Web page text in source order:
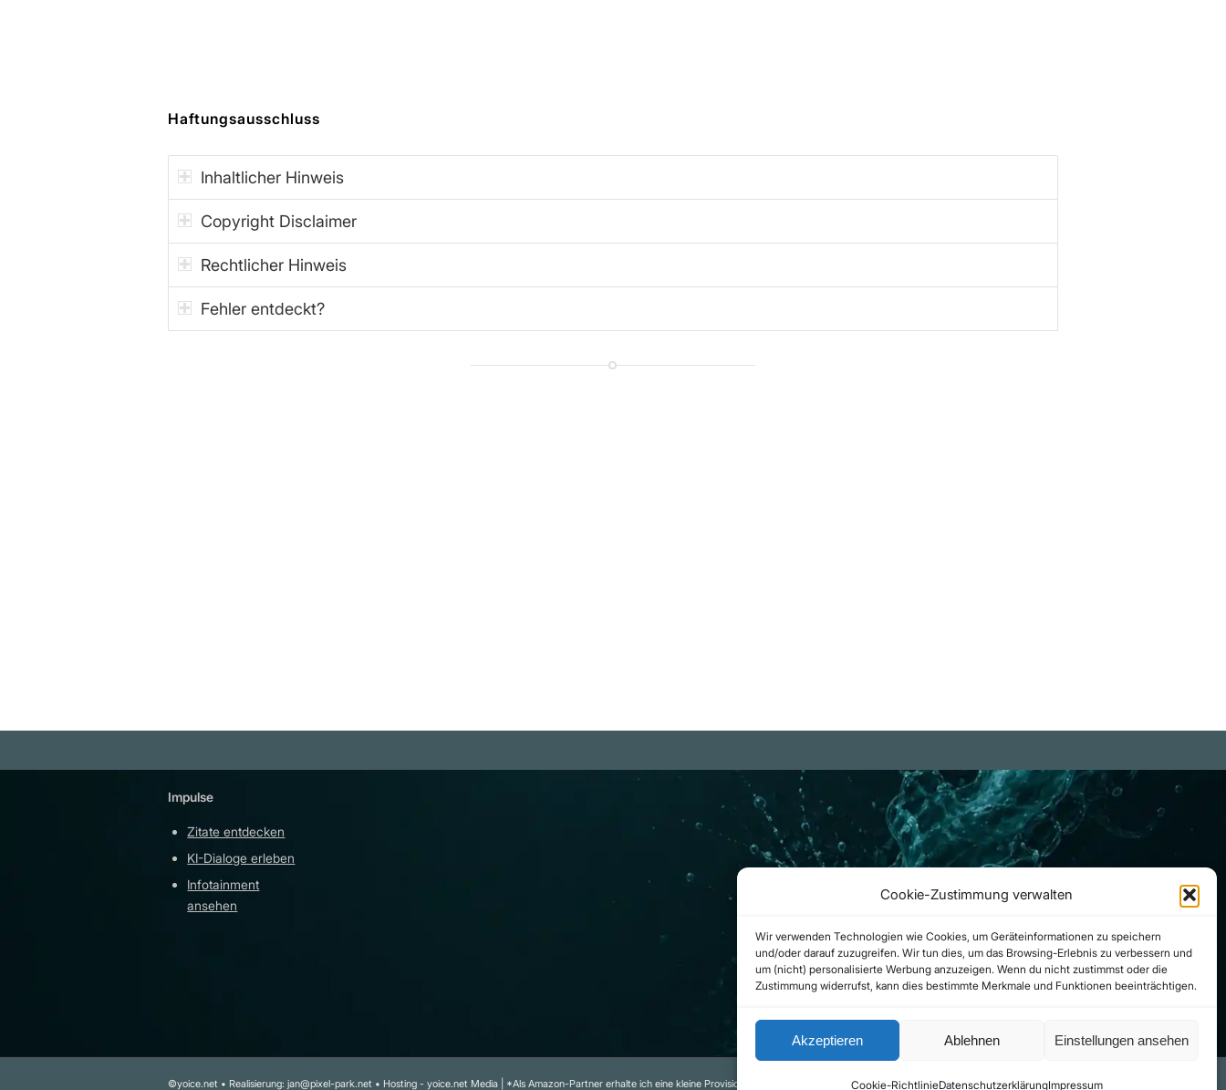
Cookie-Zustimmung verwalten
Wir verwenden Technologien wie Cookies, um Geräteinformationen zu speichern
und/oder darauf zuzugreifen. Wir tun dies, um das Browsing-Erlebnis zu verbessern und
um (nicht) personalisierte Werbung anzuzeigen. Wenn du nicht zustimmst oder die
Zustimmung widerrufst, kann dies bestimmte Merkmale und Funktionen beeinträchtigen.
Akzeptieren Ablehnen Einstellungen ansehen
Cookie-RichtlinieDatenschutzerklärungImpressum
Haftungsausschluss
Inhaltlicher Hinweis
Copyright Disclaimer
Rechtlicher Hinweis
Fehler entdeckt?
Impulse
Zitate entdecken
KI-Dialoge erleben
Infotainment
ansehen
Datenschutzerklärung
©yoice.net • Realisierung: jan@pixel-park.net • Hosting - yoice.net Media | *Als Amazon-Partner erhalte ich eine kleine Provision für qualifizierte Käufe